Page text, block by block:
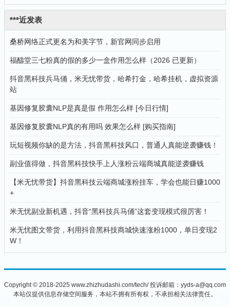
***近发表
桑桥网络正式更名为和美字节，新官网同步启用
福醻堂三七粉真的假的多少一盒作用怎么样（2026 已更新）
抖音黑科技兵马俑，米无忧带货，哈希打金，哈希挂机，虚拟资源
站
基因修复胶囊NLP是真是假 作用怎么样 [今日行情]
基因修复胶囊NLP真的有用吗 效果怎么样 [购买指南]
玩短视频你缺的是方法，抖音黑科技风口，普通人真能逆袭赚钱！
副业值得做，抖音黑科技快手上人涨粉云端商城真能逆袭赚钱
【米无忧带货】抖音黑科技云端商城涨粉挂车，学会也能日赚1000
+
米无忧副业新机遇，抖音“黑科技兵马俑”这套变现模式很厉害！
米无忧图文带货，利用抖音黑科技商城快速涨粉1000，单日变现2
W！
Copyright © 2018-2025 www.zhizhudashi.com/tech/ 投诉邮箱：yyds-a@qq.com
本站仅提供信息存储空间服务，本站不拥有所有权，不承担相关法律责任。